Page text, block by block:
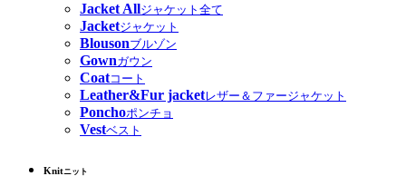
Jacket Allジャケット全て
Jacketジャケット
Blousonブルゾン
Gownガウン
Coatコート
Leather&Fur jacketレザー＆ファージャケット
Ponchoポンチョ
Vestベスト
Knitニット